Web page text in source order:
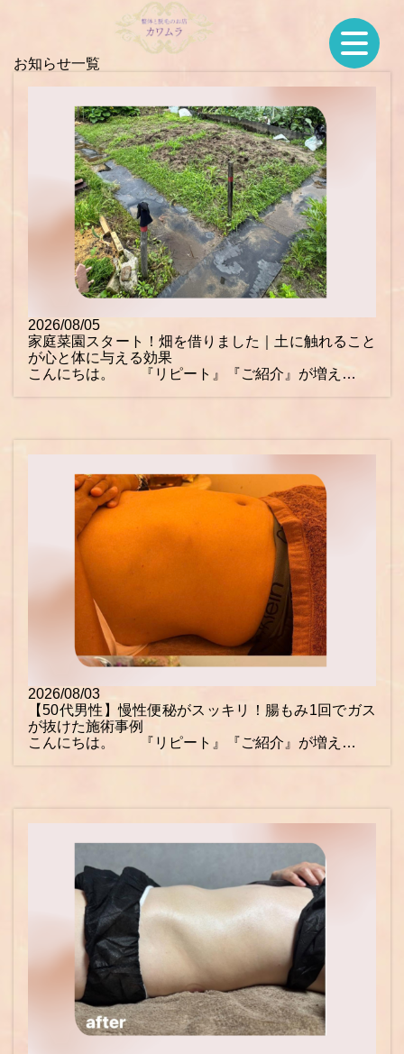
お知らせ一覧
2026/08/05
家庭菜園スタート！畑を借りました｜土に触れること
が心と体に与える効果
こんにちは。 『リピート』『ご紹介』が増え…
2026/08/03
【50代男性】慢性便秘がスッキリ！腸もみ1回でガス
が抜けた施術事例
こんにちは。 『リピート』『ご紹介』が増え…